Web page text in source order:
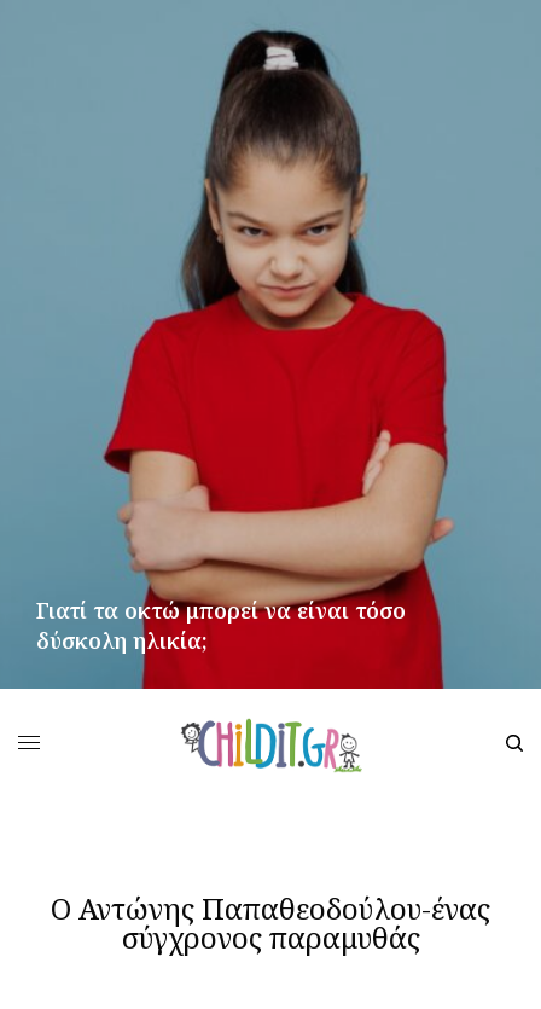
Γιατί τα οκτώ μπορεί να είναι τόσο
δύσκολη ηλικία;
Ο Αντώνης Παπαθεοδούλου-ένας
σύγχρονος παραμυθάς